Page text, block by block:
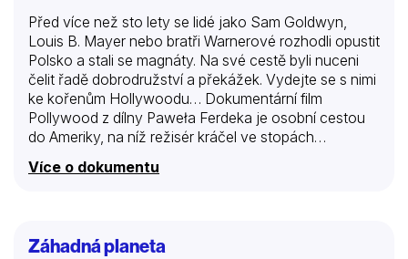
Před více než sto lety se lidé jako Sam Goldwyn,
Louis B. Mayer nebo bratři Warnerové rozhodli opustit
Polsko a stali se magnáty. Na své cestě byli nuceni
čelit řadě dobrodružství a překážek. Vydejte se s nimi
ke kořenům Hollywoodu… Dokumentární film
Pollywood z dílny Paweła Ferdeka je osobní cestou
do Ameriky, na níž režisér kráčel ve stopách
Snímek vypráví univerzální a vzrušující příběh o
Více o dokumentu
Záhadná planeta